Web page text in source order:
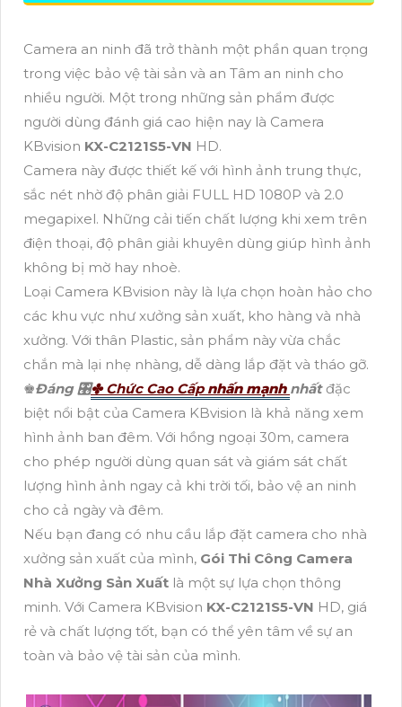
Camera an ninh đã trở thành một phần quan trọng
trong việc bảo vệ tài sản và an Tâm an ninh cho
nhiều người. Một trong những sản phẩm được
người dùng đánh giá cao hiện nay là Camera
KBvision KX-C2121S5-VN HD.
Camera này được thiết kế với hình ảnh trung thực,
sắc nét nhờ độ phân giải FULL HD 1080P và 2.0
megapixel. Những cải tiến chất lượng khi xem trên
điện thoại, độ phân giải khuyên dùng giúp hình ảnh
không bị mờ hay nhoè.
Loại Camera KBvision này là lựa chọn hoàn hảo cho
các khu vực như xưởng sản xuất, kho hàng và nhà
xưởng. Với thân Plastic, sản phẩm này vừa chắc
chắn mà lại nhẹ nhàng, dễ dàng lắp đặt và tháo gỡ.
♚Đáng 🎛✤ Chức Cao Cấp nhấn mạnh nhấtđặc
biệt nổi bật của Camera KBvision là khả năng xem
hình ảnh ban đêm. Với hồng ngoại 30m, camera
cho phép người dùng quan sát và giám sát chất
lượng hình ảnh ngay cả khi trời tối, bảo vệ an ninh
cho cả ngày và đêm.
Nếu bạn đang có nhu cầu lắp đặt camera cho nhà
xưởng sản xuất của mình, Gói Thi Công Camera
Nhà Xưởng Sản Xuất là một sự lựa chọn thông
minh. Với Camera KBvision KX-C2121S5-VN HD, giá
rẻ và chất lượng tốt, bạn có thể yên tâm về sự an
toàn và bảo vệ tài sản của mình.